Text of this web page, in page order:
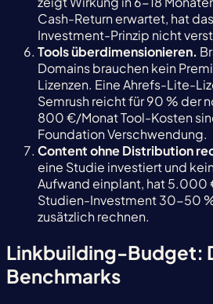
Cash-Return erwartet, hat
Investment-Prinzip nicht
Tools überdimensionieren.
Domains brauchen kein
Lizenzen. Eine Ahrefs-Lite-
Semrush reicht für 90 % der
800 €/Monat Tool-Kosten
Foundation Verschwendung.
Content ohne Distribution
eine Studie investiert und
Aufwand einplant, hat 5.000
Studien-Investment 30-50
zusätzlich rechnen.
Linkbuilding-Budget:
Benchmarks